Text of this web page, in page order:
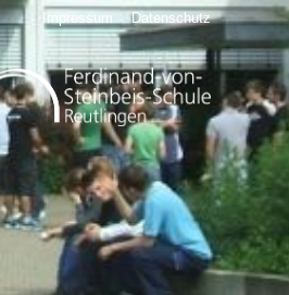
Impressum Datenschutz